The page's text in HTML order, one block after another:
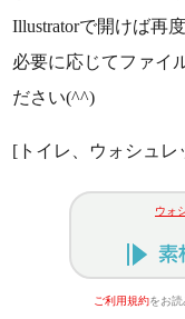
Illustratorで開けば再
必要に応じてファイ
ださい(^^)
[トイレ、ウォシュ
ウォ
ご利用規約をお